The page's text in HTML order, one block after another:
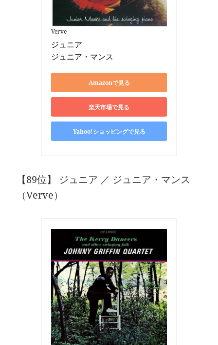
Verve
ジュニア
ジュニア・マンス
Amazonで見る
楽天市場で見る
Yahoo!ショッピングで見る
【89位】 ジュニア ／ ジュニア・マンス
（Verve）